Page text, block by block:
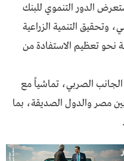
الدور التنموي للبنك
وتحقيق التنمية الزراعية
نحو تعظيم الاستفادة من
الصربي، تماشياً مع
مصر والدول الصديقة، بما